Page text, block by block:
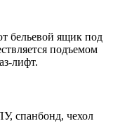
бельевой ящик под
подъемом
лифт.
спанбонд, чехол